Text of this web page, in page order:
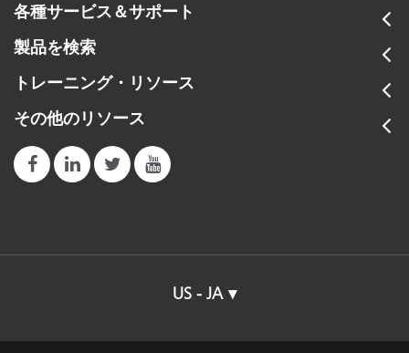
各種サービス＆サポート
製品を検索
トレーニング・リソース
その他のリソース
US - JA